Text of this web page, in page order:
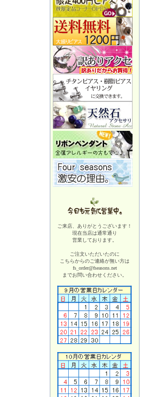
ご来店、ありがとうございます！
現在当店は通常通り
営業しております。
ご注文いただいたのに
こちらからのご連絡が無い方は
fs_order@fseasons.net
までお問い合わせください。